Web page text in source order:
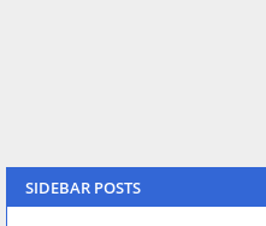
SIDEBAR POSTS